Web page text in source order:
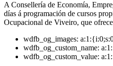
A Consellería de Economía,
días á programación de cursos
Ocupacional de Viveiro, que
wdfb_og_images:
wdfb_og_custom_name:
wdfb_og_custom_value: